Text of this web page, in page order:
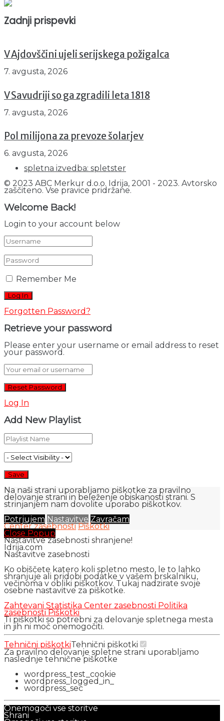
Zadnji prispevki
V Ajdovščini ujeli serijskega požigalca
7. avgusta, 2026
V Savudriji so ga zgradili leta 1818
7. avgusta, 2026
Pol milijona za prevoze šolarjev
6. avgusta, 2026
spletna izvedba: spletster
© 2023 ABC Merkur d.o.o. Idrija, 2001 - 2023. Avtorsko
zaščiteno. Vse pravice pridržane.
Welcome Back!
Login to your account below
Remember Me
Forgotten Password?
Retrieve your password
Please enter your username or email address to reset
your password.
Log In
Add New Playlist
Na naši strani uporabljamo piškotke za pravilno
delovanje strani in beleženje obiskanosti strani. S
strinjanjem nam dovolite uporabo piškotkov.
Potrjujem Nastavitve Zavračam
Center zasebnosti Piškotki
Close Popup
Nastavitve zasebnosti shranjene!
Idrija.com
Nastavitve zasebnosti
Ko obiščete katero koli spletno mesto, le to lahko
shranjuje ali pridobi podatke v vašem brskalniku,
večinoma v obliki piškotkov. Tukaj nadzirate svoje
osebne nastavitve za piškotke.
Zahtevani Statistika Center zasebnosti Politika
zasebnosti Piškotki
Ti piškotki so potrebni za delovanje spletnega mesta
in jih ni moč onemogočiti.
Tehnični piškotkiTehnični piškotki
Za pravilno delovanje spletne strani uporabljamo
naslednje tehnične piškotke
wordpress_test_cookie
wordpress_logged_in_
wordpress_sec
Onemogoči vse storitve
Shrani